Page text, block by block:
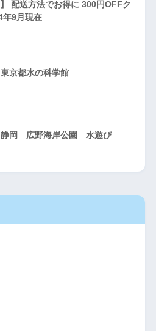
配送方法でお得に 300円OFFク
年9月現在
東京都水の科学館
静岡 広野海岸公園 水遊び